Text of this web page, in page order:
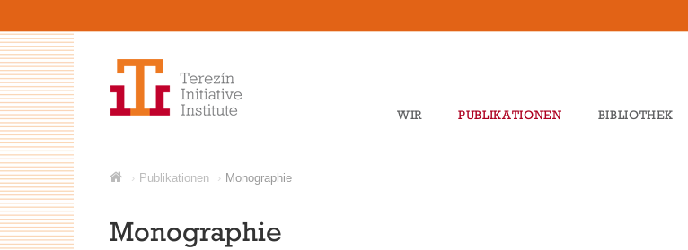
WIR PUBLIKATIONEN BIBLIOTHEK
Publikationen Monographie
Monographie